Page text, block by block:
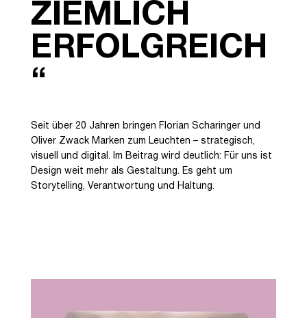
ZIEMLICH
ERFOLGREICH
“
Seit über 20 Jahren bringen Florian Scharinger und
Oliver Zwack Marken zum Leuchten – strategisch,
visuell und digital. Im Beitrag wird deutlich: Für uns ist
Design weit mehr als Gestaltung. Es geht um
Storytelling, Verantwortung und Haltung.